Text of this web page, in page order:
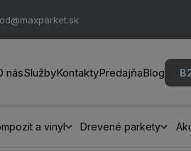
násSlužbyKontaktyPredajňaBlog
a vinyl Drevené parkety